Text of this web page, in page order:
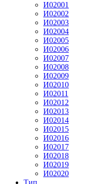
И02001
И02002
И02003
И02004
И02005
И02006
И02007
И02008
И02009
И02010
И02011
И02012
И02013
И02014
И02015
И02016
И02017
И02018
И02019
И02020